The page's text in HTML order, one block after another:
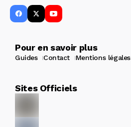
Pour en savoir plus
Guides Contact Mentions légales
Sites Officiels